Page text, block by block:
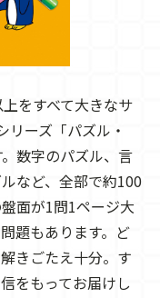
をすべて大きなサ
ーズ「パズル・
数字のパズル、言
など、全部で約100
面が1問1ページ大
題もあります。ど
きごたえ十分。す
をもってお届けし